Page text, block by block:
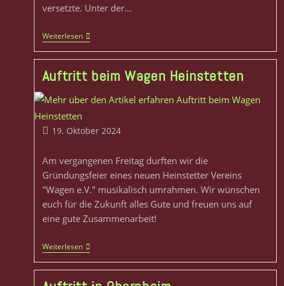
versetzte. Unter der…
Weiterlesen
Auftritt beim Wagen Heinstetten
19. Oktober 2024
Am vergangenen Freitag durften wir die
Gründungsfeier eines neuen Heinstetter Vereins
"Wagen e.V." musikalisch umrahmen. Wir wünschen
euch für die Zukunft alles Gute und freuen uns auf
eine gute Zusammenarbeit!
Weiterlesen